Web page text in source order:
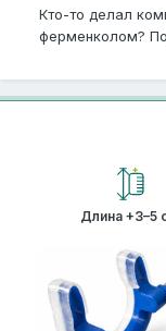
Кто-то делал
ферменколом?
Длина +3–5